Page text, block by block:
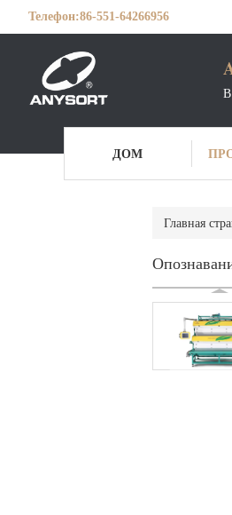
Телефон:86-551-64266956
ДОМ
Главная